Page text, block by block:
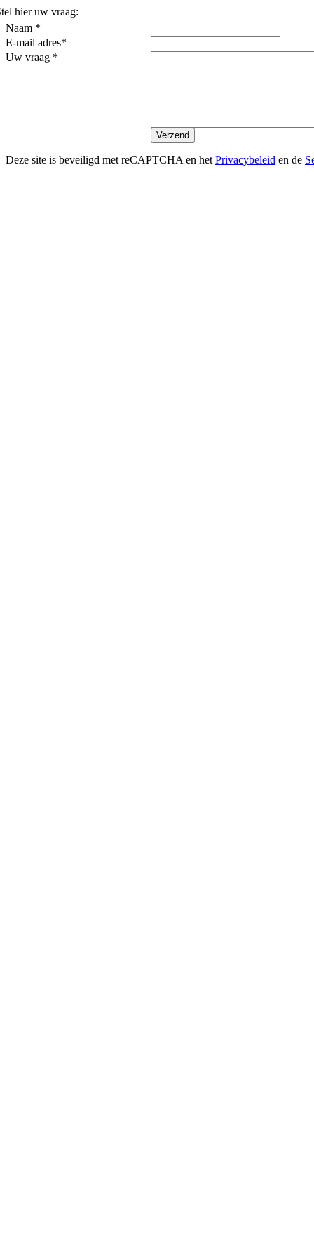
hier uw vraag:
Naam *
E-mail adres*
Uw vraag *
Deze site is beveiligd met reCAPTCHA en het Privacybeleid en de